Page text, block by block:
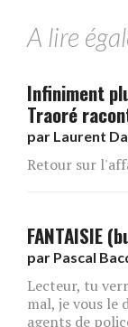
A lire
Infiniment
Traoré
par Laurent
Retour sur
FANTAISIE
par Pascal
Lecteur, tu
mal, je vous le
agents de